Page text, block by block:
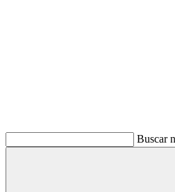
Buscar